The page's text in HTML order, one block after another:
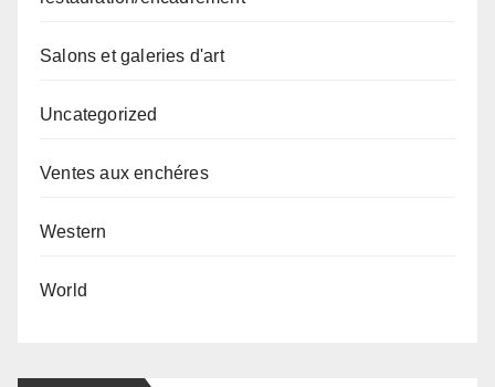
Salons et galeries d'art
Uncategorized
Ventes aux enchéres
Western
World